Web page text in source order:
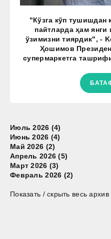
"Кўзга кўп тушишдан
пайтларда ҳам
ўзимизни тиярдик", -
Ҳошимов
супермаркетга
Июль 2026 (4)
Июнь 2026 (4)
Май 2026 (2)
Апрель 2026 (5)
Март 2026 (3)
Февраль 2026 (2)
Показать / скрыть весь архив